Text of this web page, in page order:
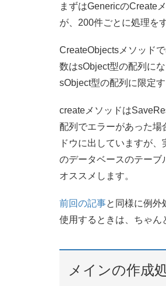
まずはGenericのCreate
が、200件ごとに処理を
CreateObjectsメソッド
数はsObject型の配列に
sObject型の配列に限定
createメソッドは
配列でエラーがあった
ドウに出していますが
のデータベースのテーブ
オススメします。
前回の記事と同様に例外
使用するときは、ちゃん
メインの作成